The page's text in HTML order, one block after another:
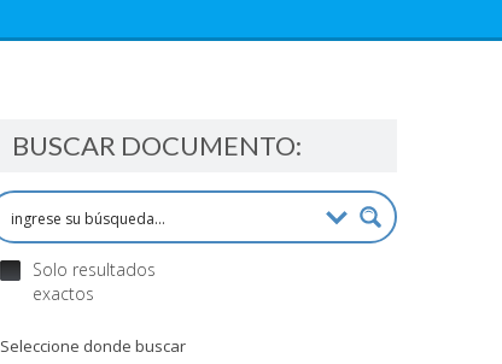
BUSCAR DOCUMENTO:
Solo resultados
exactos
Seleccione donde buscar